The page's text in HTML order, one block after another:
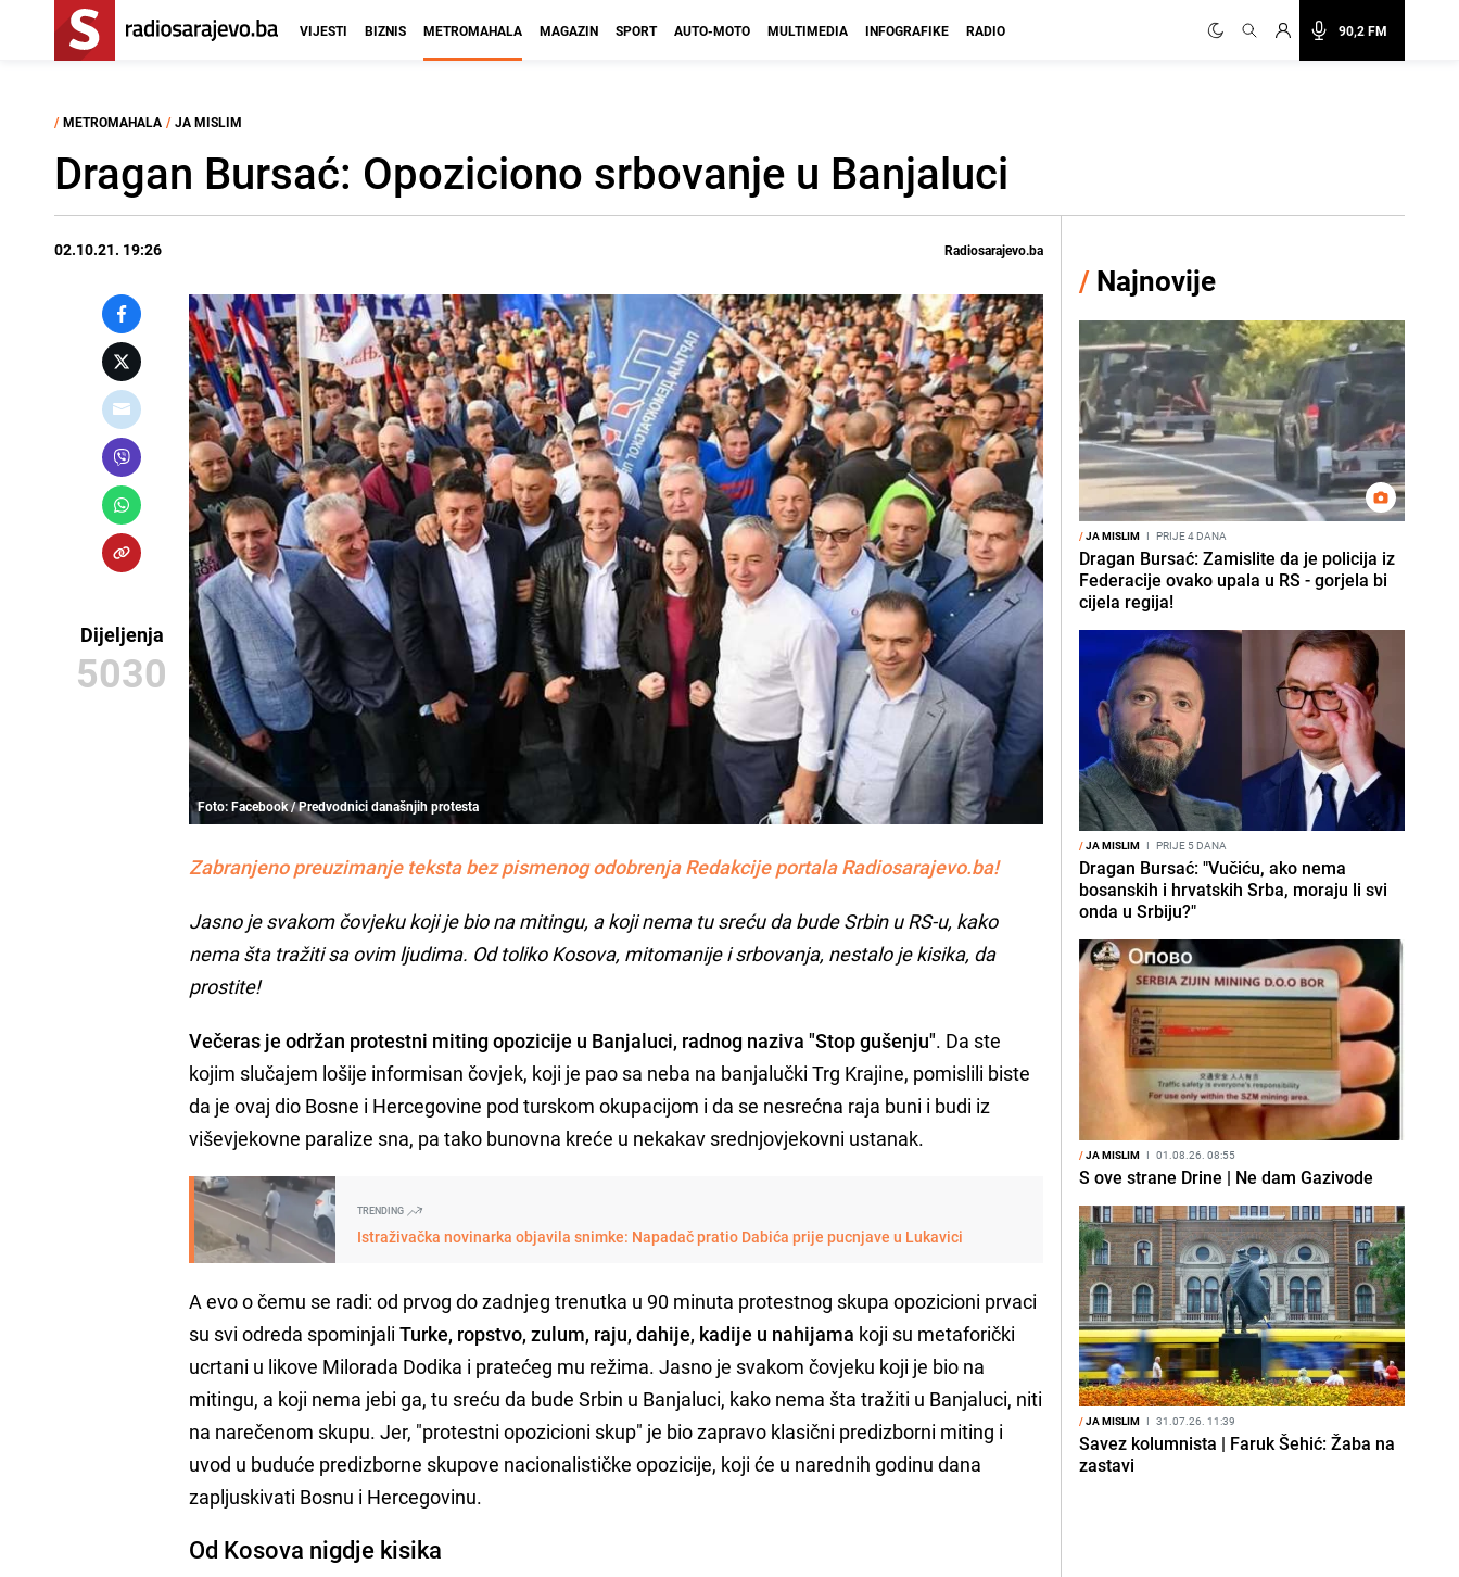
90,2 FM
VIJESTI BIZNIS METROMAHALA MAGAZIN SPORT AUTO-MOTO MULTIMEDIA INFOGRAFIKE RADIO
/ METROMAHALA / JA MISLIM
Dragan Bursać: Opoziciono srbovanje u Banjaluci
02.10.21. 19:26 Radiosarajevo.ba
Dijeljenja
5030
Foto: Facebook / Predvodnici današnjih protesta
Zabranjeno preuzimanje teksta bez pismenog odobrenja Redakcije portala Radiosarajevo.ba!
Jasno je svakom čovjeku koji je bio na mitingu, a koji nema tu sreću da bude Srbin u RS-u, kako
nema šta tražiti sa ovim ljudima. Od toliko Kosova, mitomanije i srbovanja, nestalo je kisika, da
prostite!
Večeras je održan protestni miting opozicije u Banjaluci, radnog naziva "Stop gušenju". Da ste
kojim slučajem lošije informisan čovjek, koji je pao sa neba na banjalučki Trg Krajine, pomislili biste
da je ovaj dio Bosne i Hercegovine pod turskom okupacijom i da se nesrećna raja buni i budi iz
viševjekovne paralize sna, pa tako bunovna kreće u nekakav srednjovjekovni ustanak.
TRENDING
Istraživačka novinarka objavila snimke: Napadač pratio Dabića prije pucnjave u Lukavici
A evo o čemu se radi: od prvog do zadnjeg trenutka u 90 minuta protestnog skupa opozicioni prvaci
su svi odreda spominjaliTurke, ropstvo, zulum, raju, dahije, kadije u nahijama koji su metaforički
ucrtani u likove Milorada Dodika i pratećeg mu režima. Jasno je svakom čovjeku koji je bio na
mitingu, a koji nema jebi ga, tu sreću da bude Srbin u Banjaluci, kako nema šta tražiti u Banjaluci, niti
na narečenom skupu. Jer, "protestni opozicioni skup" je bio zapravo klasični predizborni miting i
uvod u buduće predizborne skupove nacionalističke opozicije, koji će u narednih godinu dana
zapljuskivati Bosnu i Hercegovinu.
Od Kosova nigdje kisika
/ Najnovije
/JA MISLIM I PRIJE 4 DANA
Dragan Bursać: Zamislite da je policija iz
Federacije ovako upala u RS - gorjela bi
cijela regija!
/JA MISLIM I PRIJE 5 DANA
Dragan Bursać: "Vučiću, ako nema
bosanskih i hrvatskih Srba, moraju li svi
onda u Srbiju?"
/JA MISLIM I 01.08.26. 08:55
S ove strane Drine | Ne dam Gazivode
/JA MISLIM I 31.07.26. 11:39
Savez kolumnista | Faruk Šehić: Žaba na
zastavi